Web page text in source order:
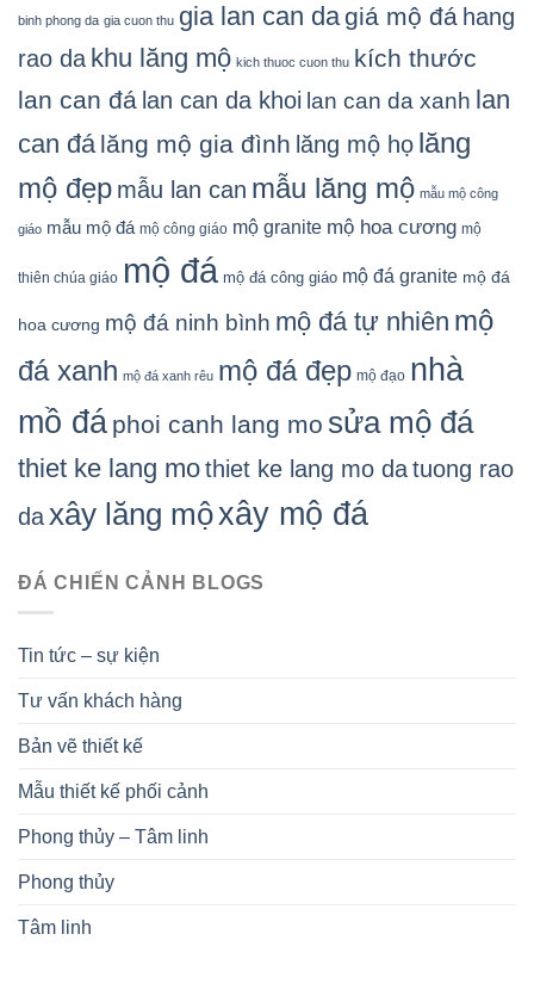
binh phong da gia cuon thu gia lan can dagiá mộ đá hang
rao da khu lăng mộ kich thuoc cuon thu kích thước
lan can đá lan can da khoi lan can da xanh lan
can đá lăng mộ gia đình lăng mộ họ lăng
mộ đẹp mẫu lan can mẫu lăng mộ mẫu mộ công
giáo mẫu mộ đá mộ công giáo mộ granite mộ hoa cương mộ
thiên chúa giáo mộ đá mộ đá công giáo mộ đá granite mộ đá
hoa cương mộ đá ninh bình mộ đá tự nhiên mộ
đá xanh mộ đá xanh rêu mộ đá đẹp mộ đạo nhà
mồ đá phoi canh lang mo sửa mộ đá
thiet ke lang mothiet ke lang mo datuong rao
daxây lăng mộxây mộ đá
ĐÁ CHIẾN CẢNH BLOGS
Tin tức – sự kiện
Tư vấn khách hàng
Bản vẽ thiết kế
Mẫu thiết kế phối cảnh
Phong thủy – Tâm linh
Phong thủy
Tâm linh